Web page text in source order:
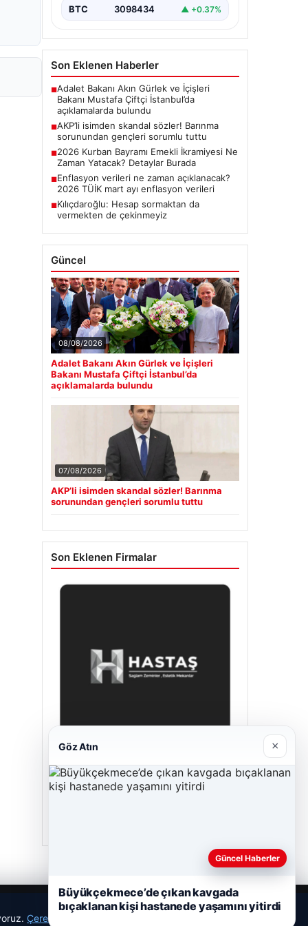
BTC 3098434 ▲ +0.37%
Son Eklenen Haberler
■Adalet Bakanı Akın Gürlek ve İçişleri
Bakanı Mustafa Çiftçi İstanbul’da
açıklamalarda bulundu
■AKP’li isimden skandal sözler! Barınma
sorunundan gençleri sorumlu tuttu
■2026 Kurban Bayramı Emekli İkramiyesi Ne
Zaman Yatacak? Detaylar Burada
■Enflasyon verileri ne zaman açıklanacak?
2026 TÜİK mart ayı enflasyon verileri
■Kılıçdaroğlu: Hesap sormaktan da
vermekten de çekinmeyiz
Güncel
08/08/2026
Adalet Bakanı Akın Gürlek ve İçişleri
Bakanı Mustafa Çiftçi İstanbul’da
açıklamalarda bulundu
07/08/2026
AKP’li isimden skandal sözler! Barınma
sorunundan gençleri sorumlu tuttu
Son Eklenen Firmalar
Hastaş Beton
26/05/2026
Çerez Politikamız
Göz Atın ×
Güncel Haberler
Büyükçekmece’de çıkan kavgada
bıçaklanan kişi hastanede yaşamını yitirdi